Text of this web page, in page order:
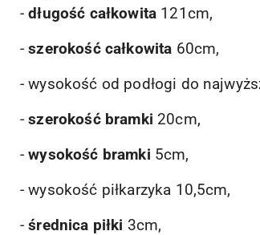
-długość całkowita 121cm,
-szerokość całkowita 60cm,
- wysokość od podłogi do
-szerokość bramki 20cm,
-wysokość bramki 5cm,
- wysokość piłkarzyka 10,5cm,
-średnica piłki 3cm,